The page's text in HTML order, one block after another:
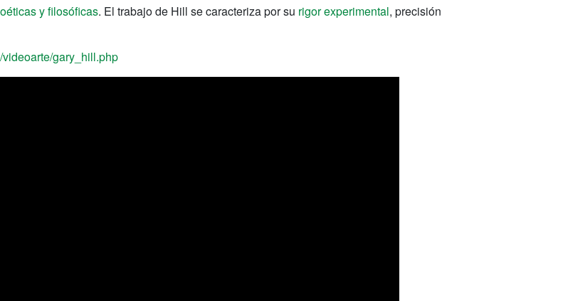
y filosóficas. El trabajo de Hill se caracteriza por su rigor experimental, precisión
gary_hill.php